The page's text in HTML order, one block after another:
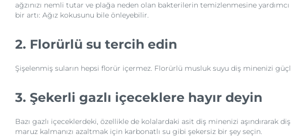
ağzınızı nemli tutar ve plağa neden olan bakterilerin temizlenmesine
bir artı: Ağız kokusunu bile önleyebilir.
2. Florürlü su tercih edin
Şişelenmiş suların hepsi florür içermez. Florürlü musluk suyu diş minenizi
3. Şekerli gazlı içeceklere hayır deyin
Bazı gazlı içeceklerdeki, özellikle de kolalardaki asit diş minenizi
maruz kalmanızı azaltmak için karbonatlı su gibi şekersiz bir şey seçin.